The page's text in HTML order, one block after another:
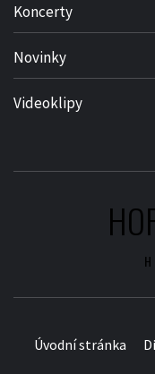
Koncerty
Novinky
Videoklipy
Úvodní stránka